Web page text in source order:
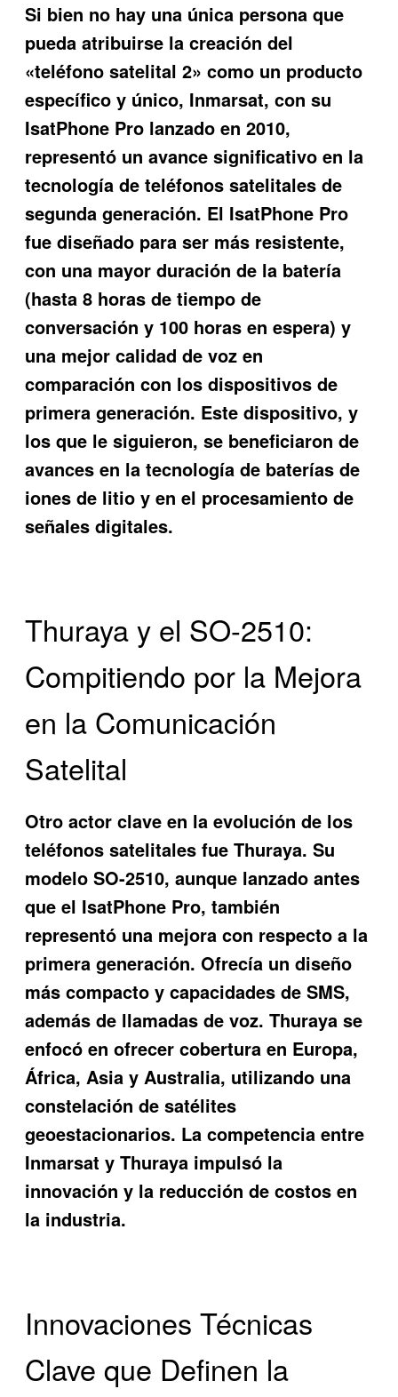
Si bien no hay una única persona que
pueda atribuirse la creación del
«teléfono satelital 2» como un producto
específico y único, Inmarsat, con su
IsatPhone Pro lanzado en 2010,
representó un avance significativo en la
tecnología de teléfonos satelitales de
segunda generación. El IsatPhone Pro
fue diseñado para ser más resistente,
con una mayor duración de la batería
(hasta 8 horas de tiempo de
conversación y 100 horas en espera) y
una mejor calidad de voz en
comparación con los dispositivos de
primera generación. Este dispositivo, y
los que le siguieron, se beneficiaron de
avances en la tecnología de baterías de
iones de litio y en el procesamiento de
señales digitales.
Thuraya y el SO-2510:
Compitiendo por la Mejora
en la Comunicación
Satelital
Otro actor clave en la evolución de los
teléfonos satelitales fue Thuraya. Su
modelo SO-2510, aunque lanzado antes
que el IsatPhone Pro, también
representó una mejora con respecto a la
primera generación. Ofrecía un diseño
más compacto y capacidades de SMS,
además de llamadas de voz. Thuraya se
enfocó en ofrecer cobertura en Europa,
África, Asia y Australia, utilizando una
constelación de satélites
geoestacionarios. La competencia entre
Inmarsat y Thuraya impulsó la
innovación y la reducción de costos en
la industria.
Innovaciones Técnicas
Clave que Definen la